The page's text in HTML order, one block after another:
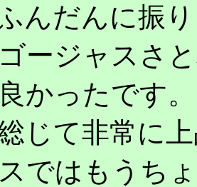
んだんに振
ージャスさ
かったです
じて非常に
ではもうち